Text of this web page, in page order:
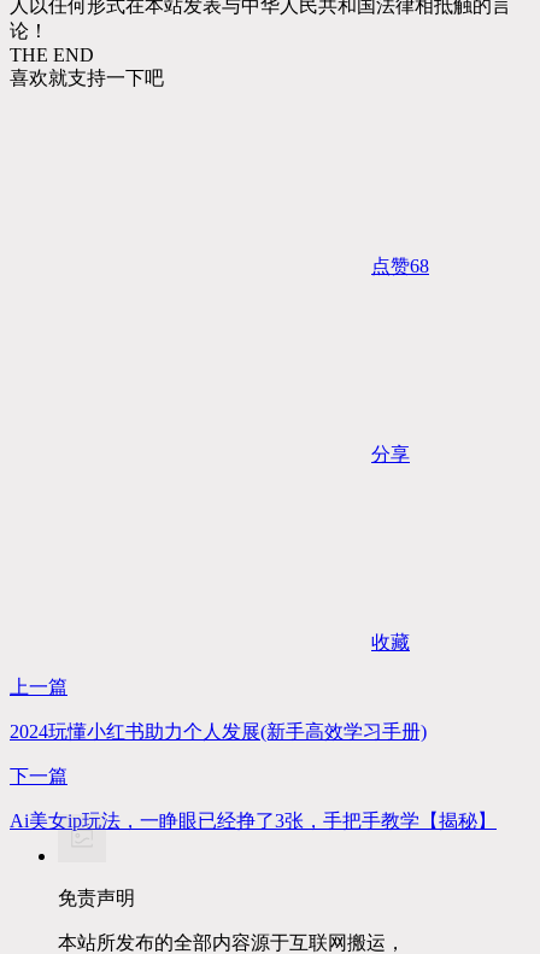
人以任何形式在本站发表与中华人民共和国法律相抵触的言
论！
THE END
喜欢就支持一下吧
点赞68
分享
收藏
上一篇
2024玩懂小红书助力个人发展(新手高效学习手册)
下一篇
Ai美女ip玩法，一睁眼已经挣了3张，手把手教学【揭秘】
免责声明
本站所发布的全部内容源于互联网搬运，